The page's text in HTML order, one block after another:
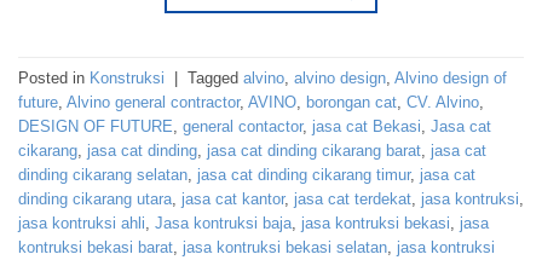
Posted in Konstruksi Tagged alvino alvino design Alvino design of
future Alvino general contractor, AVINO borongan cat CV. Alvino
DESIGN OF FUTURE general contactor, jasa cat Bekasi Jasa cat
cikarang jasa cat dinding jasa cat dinding cikarang barat jasa cat
dinding cikarang selatan jasa cat dinding cikarang timur, jasa cat
dinding cikarang utara jasa cat kantor, jasa cat terdekat jasa kontruksi
jasa kontruksi ahli Jasa kontruksi baja jasa kontruksi bekasi
jasa
kontruksi bekasi barat jasa kontruksi bekasi selatan jasa kontruksi